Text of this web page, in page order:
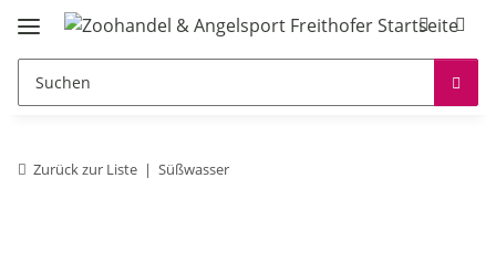
Zurück zur Liste Süßwasser